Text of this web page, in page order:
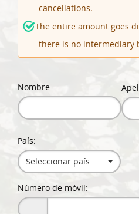
cancellations.
The entire amount goes
there is no intermediary
Nombre
País:
Seleccionar país
Número de móvil: